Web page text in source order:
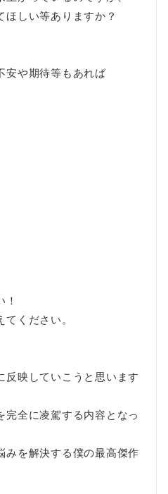
ほしい等ありますか？
安や期待等もあれば
！
ください。
反映していこうと思います
完全に凌駕する内容となっ
みを解決する僕の最高傑作